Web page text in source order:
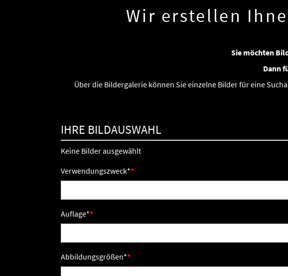
Wir erstellen
Sie möchten
Dann
Über die Bildergalerie können Sie einzelne Bilder für eine
IHRE BILDAUSWAHL
Keine Bilder ausgewählt
Verwendungszweck*
Auflage*
Abbildungsgrößen*